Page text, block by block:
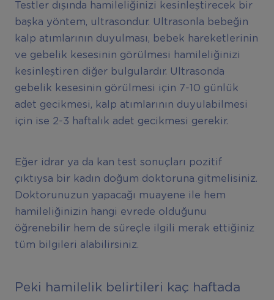
Testler dışında hamileliğinizi kesinleştirecek bir
başka yöntem, ultrasondur. Ultrasonla bebeğin
kalp atımlarının duyulması, bebek hareketlerinin
ve gebelik kesesinin görülmesi hamileliğinizi
kesinleştiren diğer bulgulardır. Ultrasonda
gebelik kesesinin görülmesi için 7-10 günlük
adet gecikmesi, kalp atımlarının duyulabilmesi
için ise 2-3 haftalık adet gecikmesi gerekir.
Eğer idrar ya da kan test sonuçları pozitif
çıktıysa bir kadın doğum doktoruna gitmelisiniz.
Doktorunuzun yapacağı muayene ile hem
hamileliğinizin hangi evrede olduğunu
öğrenebilir hem de süreçle ilgili merak ettiğiniz
tüm bilgileri alabilirsiniz.
Peki hamilelik belirtileri kaç haftada